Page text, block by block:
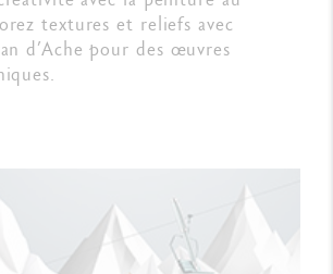
textures et reliefs avec
d’Ache pour des œuvres